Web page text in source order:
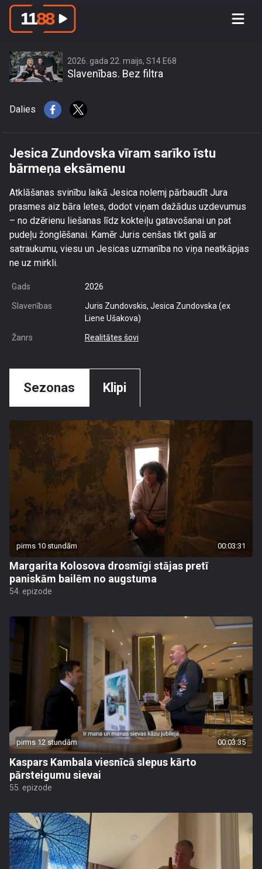
Jesica Zundovska vīram sarīko īstu
2026. gada 22. maijs, S14 E68
Slavenības. Bez filtra
Dalies
Jesica Zundovska vīram sarīko īstu
bārmeņa eksāmenu
Atklāšanas svinību laikā Jesica nolemj pārbaudīt Jura
prasmes aiz bāra letes, dodot viņam dažādus uzdevumus
– no dzērienu liešanas līdz kokteiļu gatavošanai un pat
pudeļu žonglēšanai. Kamēr Juris cenšas tikt galā ar
satraukumu, viesu un Jesicas uzmanība no viņa neatkāpjas
ne uz mirkli.
Gads 2026
Slavenības
Juris Zundovskis, Jesica Zundovska (ex
Liene Ušakova)
Žanrs Realitātes šovi
Sezonas Klipi
pirms 10 stundām 00:03:31
Margarita Kolosova drosmīgi stājas pretī
paniskām bailēm no augstuma
54. epizode
pirms 12 stundām 00:03:35
Kaspars Kambala viesnīcā slepus kārto
pārsteigumu sievai
55. epizode